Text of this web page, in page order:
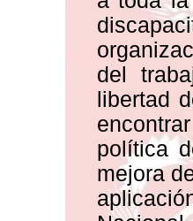
del
libertad
política
mejora